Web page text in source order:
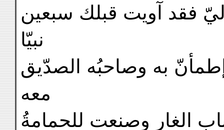
فقد آويت قبلك سبعين
نبيّا
به وصاحبُه الصدّيق
معه
الغار وصنعت للحمامةُ